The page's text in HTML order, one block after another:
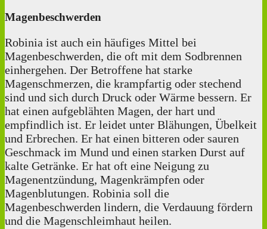
Magenbeschwerden
Robinia ist auch ein häufiges Mittel bei
Magenbeschwerden, die oft mit dem Sodbrennen
einhergehen. Der Betroffene hat starke
Magenschmerzen, die krampfartig oder stechend
sind und sich durch Druck oder Wärme bessern. Er
hat einen aufgeblähten Magen, der hart und
empfindlich ist. Er leidet unter Blähungen, Übelkeit
und Erbrechen. Er hat einen bitteren oder sauren
Geschmack im Mund und einen starken Durst auf
kalte Getränke. Er hat oft eine Neigung zu
Magenentzündung, Magenkrämpfen oder
Magenblutungen. Robinia soll die
Magenbeschwerden lindern, die Verdauung fördern
und die Magenschleimhaut heilen.